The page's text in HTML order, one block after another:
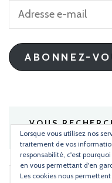
Adresse
mail
ABONNEZ-
VOUS
Rechercher :
Lorsque vous utilisez nos
traitement de vos
responsabilité, c'est
en vous permettant d'en
Les cookies nous